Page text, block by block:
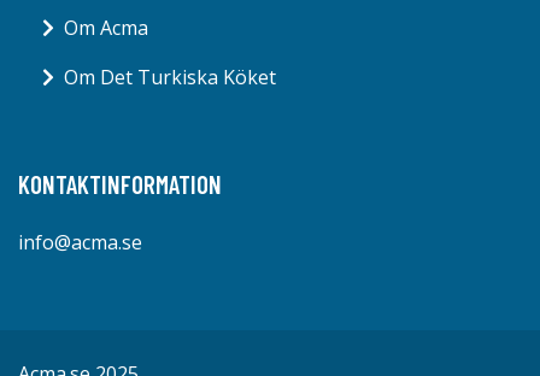
Om Acma
Om Det Turkiska Köket
KONTAKTINFORMATION
info@acma.se